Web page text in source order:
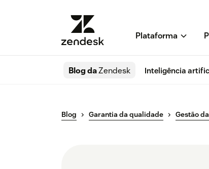
Plataforma
Blog daZendesk Inteligência
Blog Garantia da qualidade Gestão